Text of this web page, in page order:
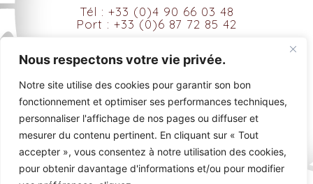
Nous respectons votre vie privée.
Notre site utilise des cookies pour garantir son bon
fonctionnement et optimiser ses performances techniques,
personnaliser l'affichage de nos pages ou diffuser et
mesurer du contenu pertinent. En cliquant sur « Tout
accepter », vous consentez à notre utilisation des cookies,
pour obtenir davantage d'informations et/ou pour modifier
Tél : +33 (0)4 90 66 03 48
Port : +33 (0)6 87 72 85 42
Tous droits réservés © 2021